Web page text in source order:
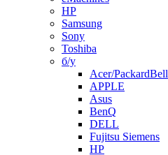
HP
Samsung
Sony
Toshiba
б/у
Acer/PackardBell
APPLE
Asus
BenQ
DELL
Fujitsu Siemens
HP